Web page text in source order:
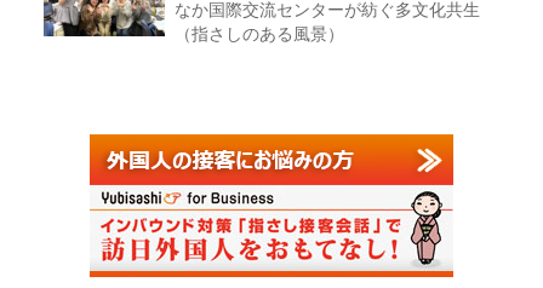
なか国際交流センターが紡ぐ多文化共生
（指さしのある風景）